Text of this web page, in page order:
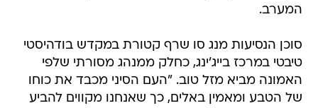
המערב.
סוכן הנסיעות מנג סו שרף קטורת במקדש בודהיסטי
טיבטי במרכז בייג'ינג, כחלק ממנהג מסורתי שלפי
האמונה מביא מזל טוב. "העם הסיני מכבד את כוחו
של הטבע ומאמין באלים, כך שאנחנו מקווים להביע